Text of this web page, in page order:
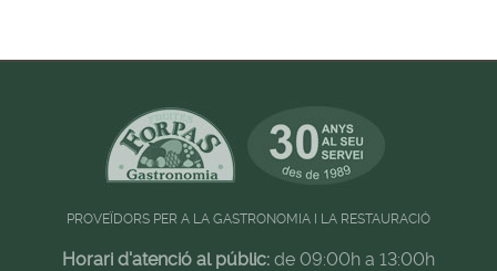
PROVEÏDORS PER A LA GASTRONOMIA I LA RESTAURACIÓ
Horari d'atenció al públic: de 09:00h a 13:00h